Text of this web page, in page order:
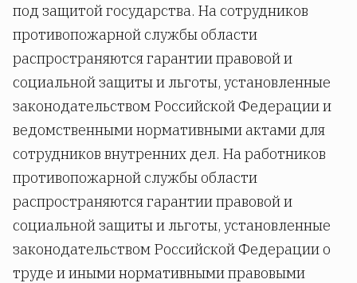
под защитой государства. На сотрудников
противопожарной службы области
распространяются гарантии правовой и
социальной защиты и льготы, установленные
законодательством Российской Федерации и
ведомственными нормативными актами для
сотрудников внутренних дел. На работников
противопожарной службы области
распространяются гарантии правовой и
социальной защиты и льготы, установленные
законодательством Российской Федерации о
труде и иными нормативными правовыми